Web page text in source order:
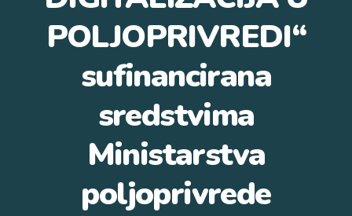
POLJOPRIVREDI“
sufinancirana
sredstvima
Ministarstva
poljoprivrede